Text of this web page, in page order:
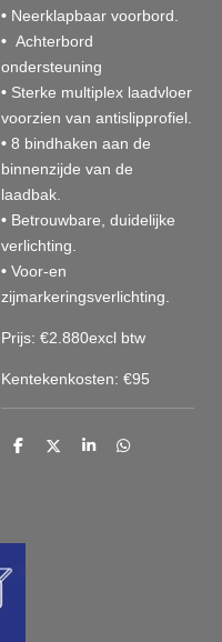
• Neerklapbaar voorbord.
• Achterbord
ondersteuning
• Sterke multiplex laadvloer
voorzien van antislipprofiel.
• 8 bindhaken aan de
binnenzijde van de
laadbak.
• Betrouwbare, duidelijke
verlichting.
• Voor-en
zijmarkeringsverlichting.
Prijs: €2.880excl btw
Kentekenkosten: €95
D
D
S
D